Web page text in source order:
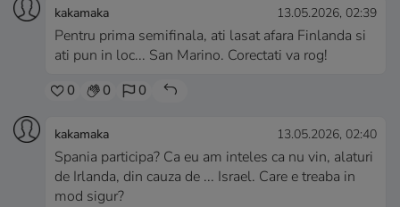
kakamaka 13.05.2026, 02:39
Pentru prima semifinala, ati lasat afara Finlanda si
ati pun in loc... San Marino. Corectati va rog!
0 0 0
kakamaka 13.05.2026, 02:40
Spania participa? Ca eu am inteles ca nu vin, alaturi
de Irlanda, din cauza de ... Israel. Care e treaba in
mod sigur?